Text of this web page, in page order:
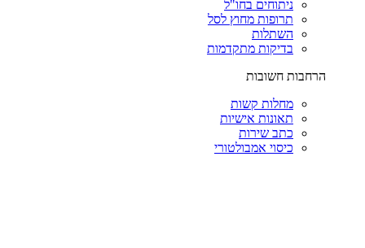
ניתוחים בחו"ל
תרופות מחוץ לסל
השתלות
בדיקות מתקדמות
הרחבות חשובות
מחלות קשות
תאונות אישיות
כתב שירות
כיסוי אמבולטורי